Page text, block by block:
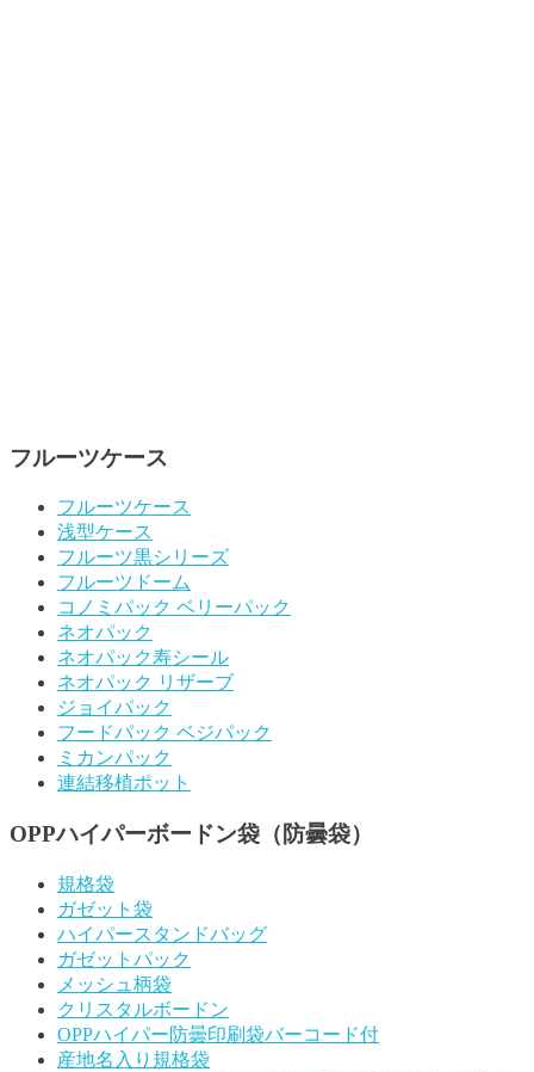
フルーツケース
フルーツケース
浅型ケース
フルーツ黒シリーズ
フルーツドーム
コノミパック ベリーパック
ネオパック
ネオパック寿シール
ネオパック リザーブ
ジョイパック
フードパック ベジパック
ミカンパック
連結移植ポット
OPPハイパーボードン袋（防曇袋）
規格袋
ガゼット袋
ハイパースタンドバッグ
ガゼットパック
メッシュ柄袋
クリスタルボードン
OPPハイパー防曇印刷袋バーコード付
産地名入り規格袋